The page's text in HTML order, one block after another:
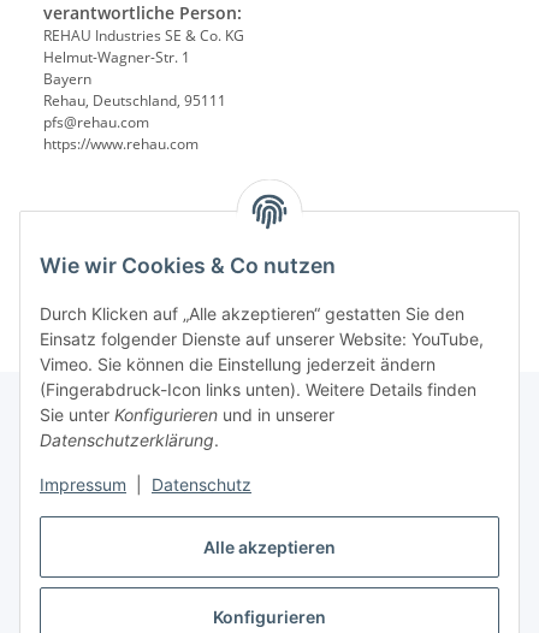
Alle akzeptieren
Konfigurieren
Wie wir Cookies & Co nutzen
Durch Klicken auf „Alle akzeptieren“ gestatten Sie den
Einsatz folgender Dienste auf unserer Website: YouTube,
Vimeo. Sie können die Einstellung jederzeit ändern
(Fingerabdruck-Icon links unten). Weitere Details finden
Sie unter Konfigurieren und in unserer
Datenschutzerklärung.
Impressum Datenschutz
verantwortliche Person:
REHAU Industries SE & Co. KG
Helmut-Wagner-Str. 1
Bayern
Rehau, Deutschland, 95111
pfs@rehau.com
https://www.rehau.com
Gesetzliche Informationen
Vertrag widerrufen